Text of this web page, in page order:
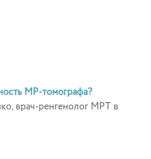
МР-томографа?
врач-ренгенолог МРТ в